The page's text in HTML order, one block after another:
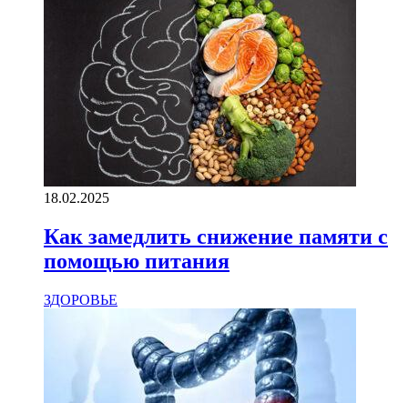
18.02.2025
Как замедлить снижение памяти с
помощью питания
ЗДОРОВЬЕ